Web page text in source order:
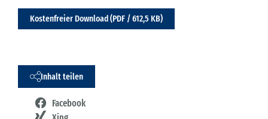
Kostenfreier Download (PDF / 612,5 KB)
Inhalt teilen
Facebook